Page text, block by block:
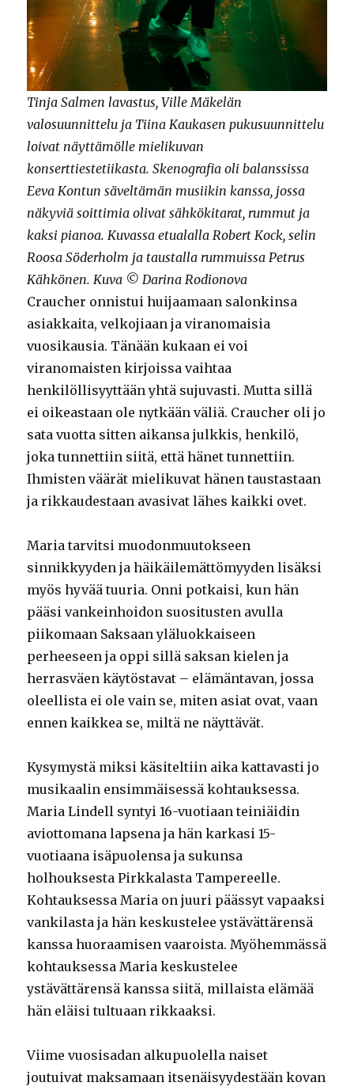
Tinja Salmen lavastus, Ville Mäkelän
valosuunnittelu ja Tiina Kaukasen pukusuunnittelu
loivat näyttämölle mielikuvan
konserttiestetiikasta. Skenografia oli balanssissa
Eeva Kontun säveltämän musiikin kanssa, jossa
näkyviä soittimia olivat sähkökitarat, rummut ja
kaksi pianoa. Kuvassa etualalla Robert Kock, selin
Roosa Söderholm ja taustalla rummuissa Petrus
Kähkönen. Kuva © Darina Rodionova
Craucher onnistui huijaamaan salonkinsa
asiakkaita, velkojiaan ja viranomaisia
vuosikausia. Tänään kukaan ei voi
viranomaisten kirjoissa vaihtaa
henkilöllisyyttään yhtä sujuvasti. Mutta sillä
ei oikeastaan ole nytkään väliä. Craucher oli jo
sata vuotta sitten aikansa julkkis, henkilö,
joka tunnettiin siitä, että hänet tunnettiin.
Ihmisten väärät mielikuvat hänen taustastaan
ja rikkaudestaan avasivat lähes kaikki ovet.
Maria tarvitsi muodonmuutokseen
sinnikkyyden ja häikäilemättömyyden lisäksi
myös hyvää tuuria. Onni potkaisi, kun hän
pääsi vankeinhoidon suositusten avulla
piikomaan Saksaan yläluokkaiseen
perheeseen ja oppi sillä saksan kielen ja
herrasväen käytöstavat – elämäntavan, jossa
oleellista ei ole vain se, miten asiat ovat, vaan
ennen kaikkea se, miltä ne näyttävät.
Kysymystä miksi käsiteltiin aika kattavasti jo
musikaalin ensimmäisessä kohtauksessa.
Maria Lindell syntyi 16-vuotiaan teiniäidin
aviottomana lapsena ja hän karkasi 15-
vuotiaana isäpuolensa ja sukunsa
holhouksesta Pirkkalasta Tampereelle.
Kohtauksessa Maria on juuri päässyt vapaaksi
vankilasta ja hän keskustelee ystävättärensä
kanssa huoraamisen vaaroista. Myöhemmässä
kohtauksessa Maria keskustelee
ystävättärensä kanssa siitä, millaista elämää
hän eläisi tultuaan rikkaaksi.
Viime vuosisadan alkupuolella naiset
joutuivat maksamaan itsenäisyydestään kovan